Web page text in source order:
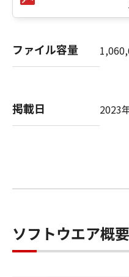
ができます。但し、
ップコピーに「許諾
うものとします。
(3)
修正、改変、リバー
コンパイル、逆アセ
渡、販売、頒布、賃
ること、または複製
ファイル容量
掲載日 2023
ソフトウエア概要